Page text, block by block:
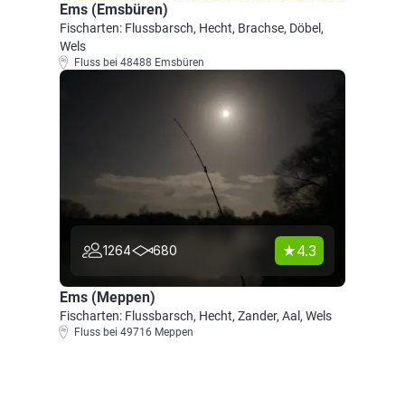
Ems (Emsbüren)
Fischarten: Flussbarsch, Hecht, Brachse, Döbel,
Wels
Fluss bei 48488 Emsbüren
1264 680 4.3
Ems (Meppen)
Fischarten: Flussbarsch, Hecht, Zander, Aal, Wels
Fluss bei 49716 Meppen